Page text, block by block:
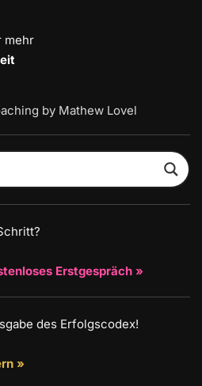
mehr
by Mathew Lovel
Erstgespräch »
des Erfolgscodex!
»